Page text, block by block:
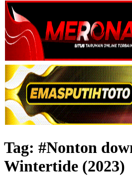
Tag: #Nonton
Wintertide (2023)